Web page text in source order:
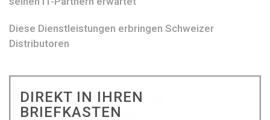
Diese Dienstleistungen erbringen Schweizer
Distributoren
DIREKT IN IHREN
BRIEFKASTEN